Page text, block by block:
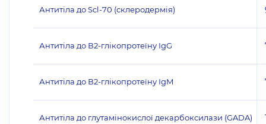
Антитіла до Scl-70 (склеродермія)
Антитіла до В2-глікопротеїну IgG
Антитіла до В2-глікопротеїну IgM
Антитіла до глутамінокислої декарбоксилази (GADA)